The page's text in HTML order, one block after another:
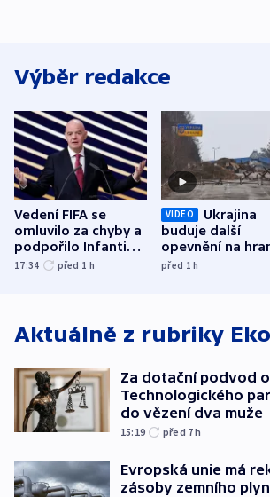
Výběr redakce
Vedení FIFA se
omluvilo za chyby a
podpořilo Infantina.
UEFA trvá na
17:34 před 1 h
VIDEO
Ukrajina
buduje další
opevnění na
s Běloruskem
před 1h
Aktuálně z rubriky
Za dotační podvod
Technologického
do vězení dva muže
15:19 před 7h
Evropská unie má
zásoby zemního